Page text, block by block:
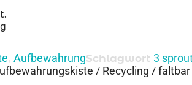
, AufbewahrungSchlagwort 3
/ Recycling /